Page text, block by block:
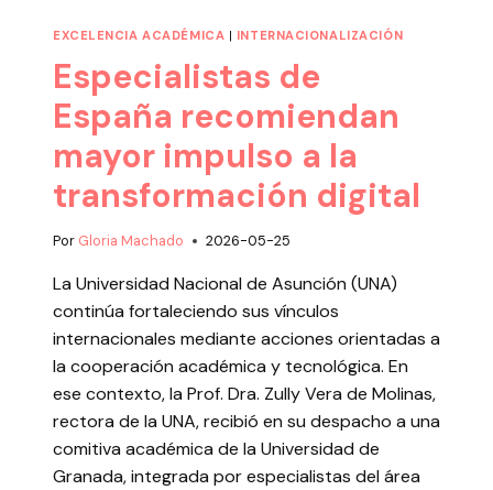
EXCELENCIA ACADÉMICA | INTERNACIONALIZACIÓN
Especialistas de
España recomiendan
mayor impulso a la
transformación digital
Por Gloria Machado 2026-05-25
La Universidad Nacional de Asunción (UNA)
continúa fortaleciendo sus vínculos
internacionales mediante acciones orientadas a
la cooperación académica y tecnológica. En
ese contexto, la Prof. Dra. Zully Vera de Molinas,
rectora de la UNA, recibió en su despacho a una
comitiva académica de la Universidad de
Granada, integrada por especialistas del área